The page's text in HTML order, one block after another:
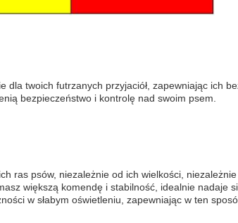
dla twoich futrzanych przyjaciół, zapewniając ich
bezpieczeństwo i kontrolę nad swoim psem.
ras psów, niezależnie od ich wielkości,
większą komendę i stabilność, idealnie nadaje
w słabym oświetleniu, zapewniając w ten